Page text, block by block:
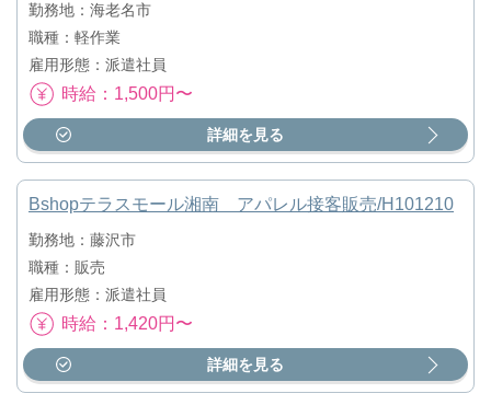
勤務地：海老名市
職種：軽作業
雇用形態：派遣社員
時給：1,500円〜
詳細を見る
Bshopテラスモール湘南 アパレル接客販売/H101210
勤務地：藤沢市
職種：販売
雇用形態：派遣社員
時給：1,420円〜
詳細を見る